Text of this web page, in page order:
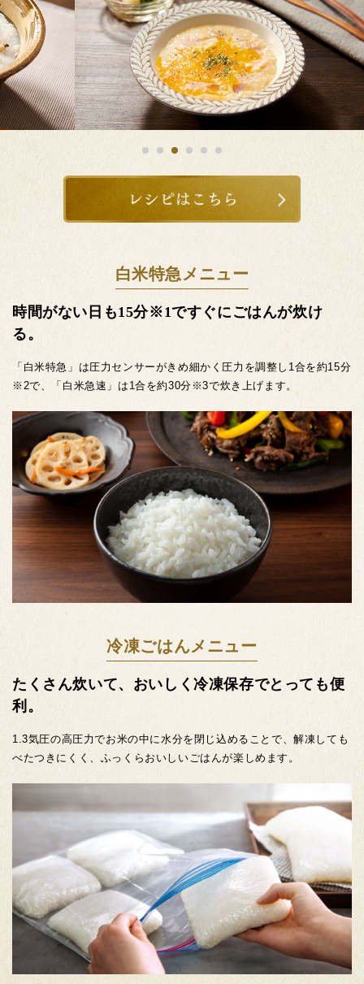
白米特急メニュー
時間がない日も15分※1ですぐにごはんが炊け
る。
「白米特急」は圧力センサーがきめ細かく圧力を調整し1合を約15分
※2で、「白米急速」は1合を約30分 ※3で炊き上げます。
冷凍ごはんメニュー
たくさん炊いて、おいしく冷凍保存でとっても便
利。
1.3気圧の高圧力でお米の中に水分を閉じ込めることで、解凍して も
べたつきにくく、ふっくらおいしいごはんが楽しめます。